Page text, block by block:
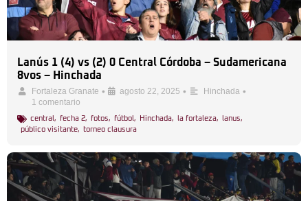
Lanús 1 (4) vs (2) 0 Central Córdoba – Sudamericana
8vos – Hinchada
Fortaleza Granate • agosto 22, 2025 • Hinchada •
1 comentario
central , fecha 2, fotos, fútbol , Hinchada, la fortaleza, lanus,
público visitante, torneo clausura